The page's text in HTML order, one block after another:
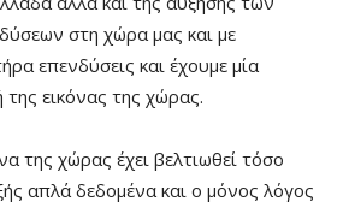
στη χώρα μας και με
επενδύσεις και έχουμε μία
της εικόνας της χώρας.
της χώρας έχει βελτιωθεί τόσο
απλά δεδομένα και ο μόνος λόγος